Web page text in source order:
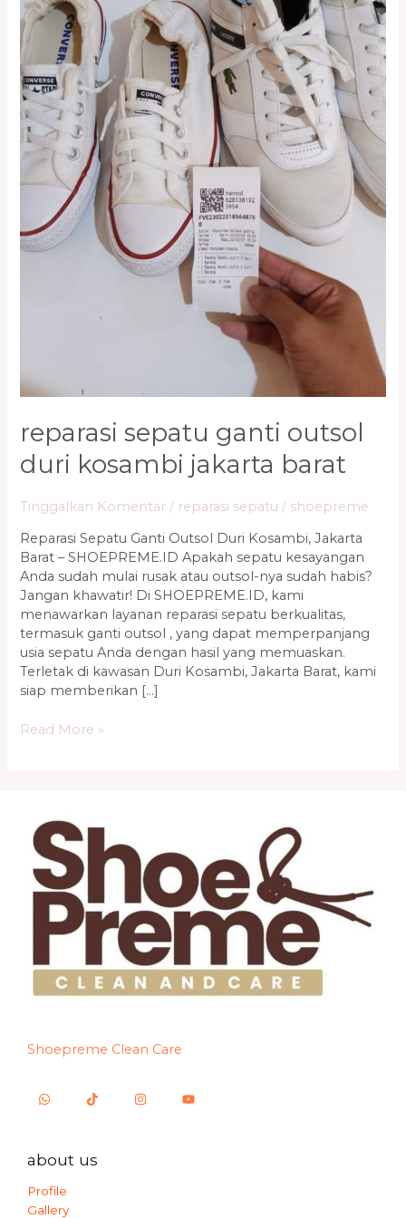
reparasi sepatu ganti outsol
duri kosambi jakarta barat
Tinggalkan Komentar / reparasi sepatu / shoepreme
Reparasi Sepatu Ganti Outsol Duri Kosambi, Jakarta
Barat – SHOEPREME.ID Apakah sepatu kesayangan
Anda sudah mulai rusak atau outsol-nya sudah habis?
Jangan khawatir! Di SHOEPREME.ID, kami
menawarkan layanan reparasi sepatu berkualitas,
termasuk ganti outsol , yang dapat memperpanjang
usia sepatu Anda dengan hasil yang memuaskan.
Terletak di kawasan Duri Kosambi, Jakarta Barat, kami
siap memberikan […]
kosambi
jakarta
barat
Read More »
Shoepreme Clean Care
about us
Profile
Gallery